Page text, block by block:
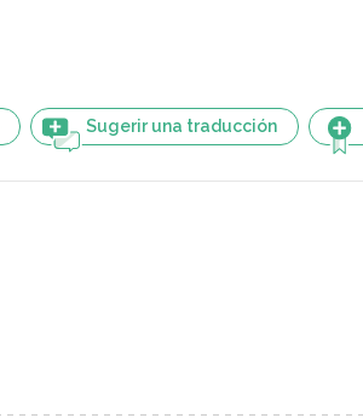
Sugerir una traducción